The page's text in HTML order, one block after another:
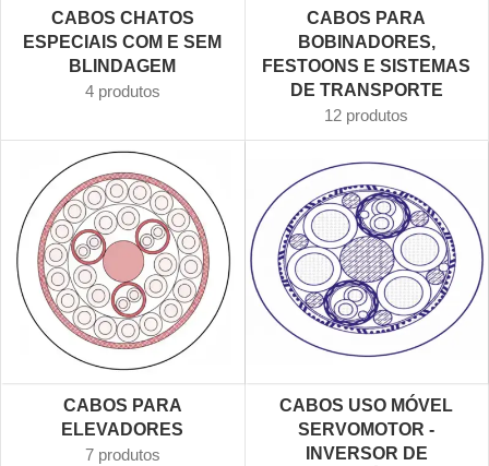
CABOS CHATOS
ESPECIAIS COM E SEM
BLINDAGEM
4 produtos
CABOS PARA
BOBINADORES,
FESTOONS E SISTEMAS
DE TRANSPORTE
12 produtos
CABOS PARA
ELEVADORES
7 produtos
CABOS USO MÓVEL
SERVOMOTOR -
INVERSOR DE